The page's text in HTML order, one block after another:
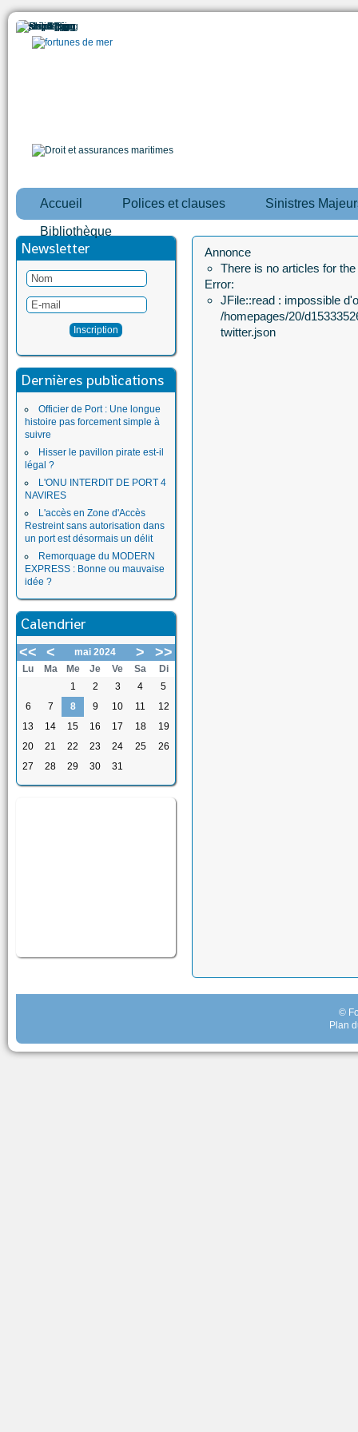
Accueil Polices et clauses Sinistres
Bibliothèque
Newsletter
Dernières publications
Officier de Port : Une longue
histoire pas forcement simple à
suivre
Hisser le pavillon pirate est-il
légal ?
L'ONU INTERDIT DE PORT 4
NAVIRES
L'accès en Zone d'Accès
Restreint sans autorisation dans
un port est désormais un délit
Remorquage du MODERN
EXPRESS : Bonne ou mauvaise
idée ?
Calendrier
<< < mai 2024 > >>
Lu Ma Me Je Ve Sa
Di
1
2 3 4
5
6
7 8 9 10 11
12
13
14 15 16 17 18
19
20
21 22 23 24 25
26
27
28 29 30 31
Annonce
There is no articles for
Error:
JFile::read : impossible
/homepages/20/
twitter.json
©
Plan